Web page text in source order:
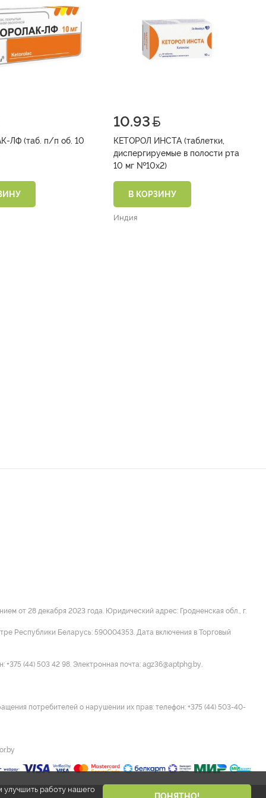
п/п об. 10
10.93
КЕТОРОЛ ИНСТА (таблетки,
диспергируемые в полости рта
10 мг №10х2)
В КОРЗИНУ
Индия
от 28 декабря 2023 года. Юридический адрес: Гродненская обл., г.
Республики Беларусь: 590004353. Дата включения в Торговый
(44) 503 42 98. Электронная почта: agz36@aptphg.by.
потребителей о нарушении их прав: телефон: +375 (44) 503-40-
работу нашего